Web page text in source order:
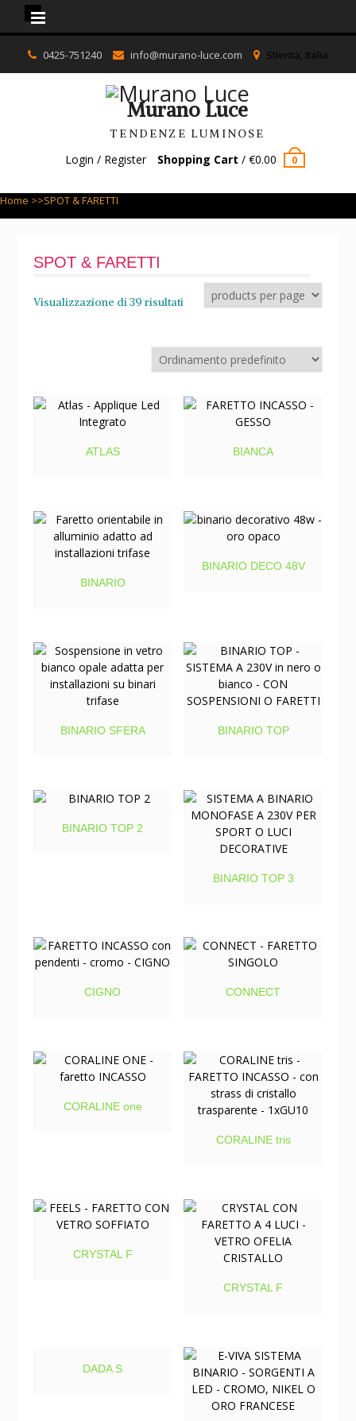
content
0425-751240 info@murano-luce.com Stienta, Italia
Murano Luce
TENDENZE LUMINOSE
Login / Register Shopping Cart /€0.00 0
Home >>SPOT & FARETTI
SPOT & FARETTI
Visualizzazione di 39 risultati
ATLAS BIANCA
BINARIO
BINARIO DECO 48V
BINARIO SFERA BINARIO TOP
BINARIO TOP 2
BINARIO TOP 3
CIGNO CONNECT
CORALINE one
CORALINE tris
CRYSTAL F
CRYSTAL F
DADA S
Murano Luce